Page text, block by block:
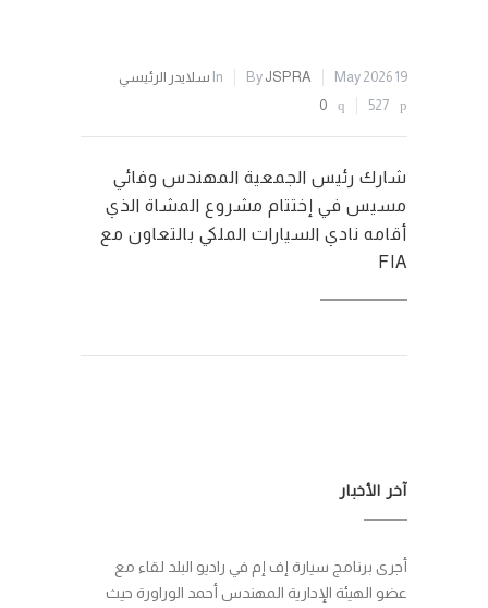
19 May 2026
By JSPRA
In سلايدر الرئيسي
527
0
شارك رئيس الجمعية المهندس وفائي
مسيس في إختتام مشروع المشاة الذي
أقامه نادي السيارات الملكي بالتعاون مع
FIA
آخر الأخبار
أجرى برنامج سيارة إف إم في راديو البلد لقاء مع
عضو الهيئة الإدارية المهندس أحمد الوراورة حيث